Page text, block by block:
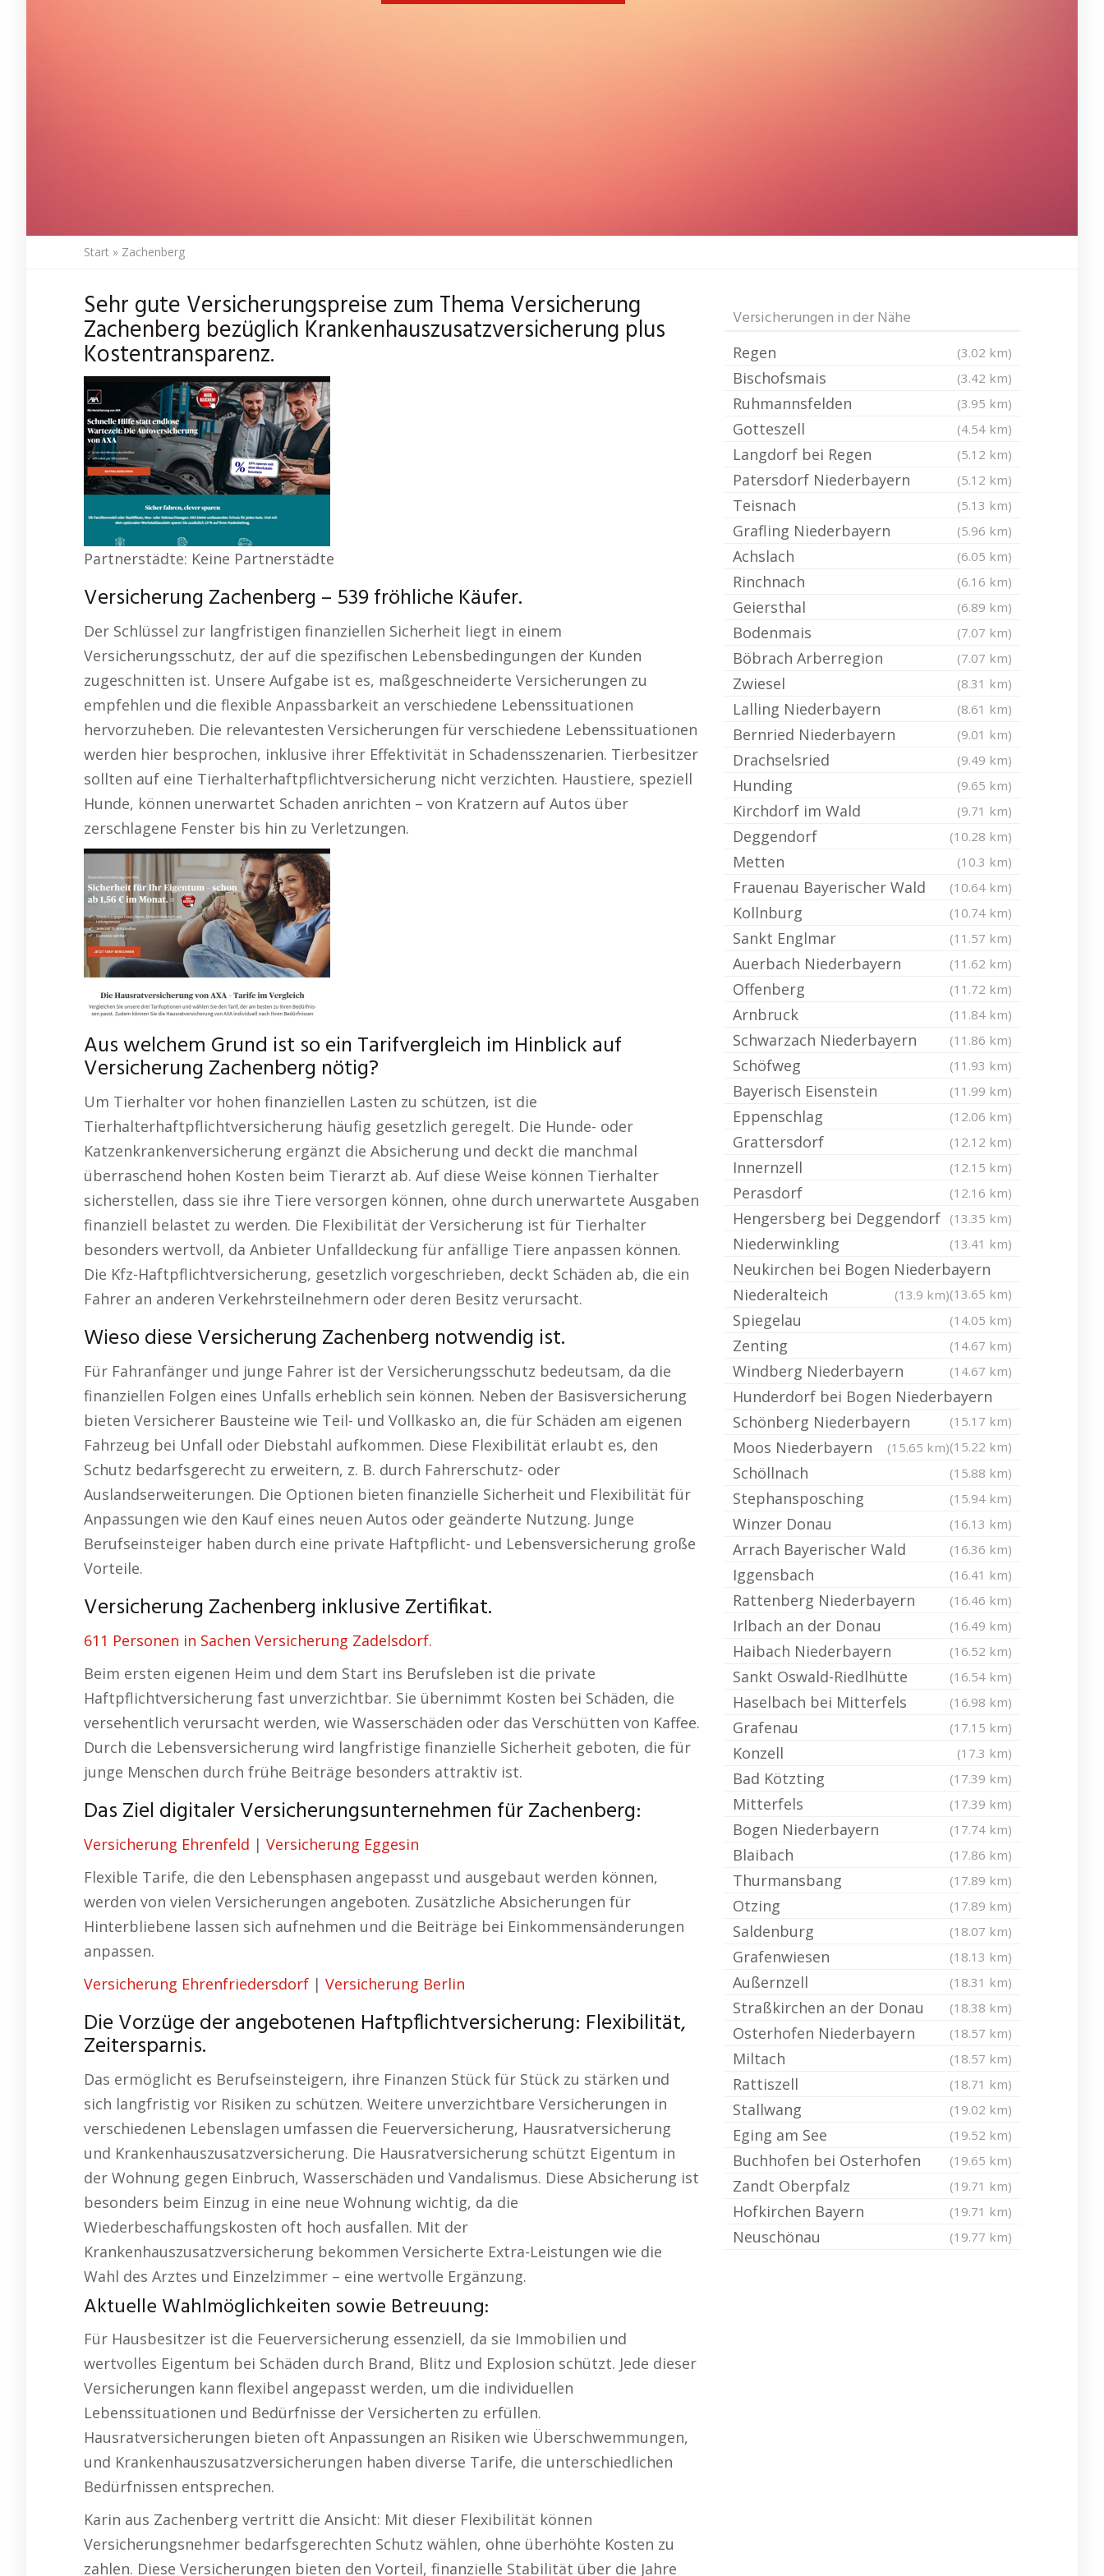
Start » Zachenberg
Sehr gute Versicherungspreise zum Thema Versicherung
Zachenberg bezüglich Krankenhauszusatzversicherung plus
Kostentransparenz.
Partnerstädte: Keine Partnerstädte
Versicherung Zachenberg – 539 fröhliche Käufer.
Der Schlüssel zur langfristigen finanziellen Sicherheit liegt in einem
Versicherungsschutz, der auf die spezifischen Lebensbedingungen der Kunden
zugeschnitten ist. Unsere Aufgabe ist es, maßgeschneiderte Versicherungen zu
empfehlen und die flexible Anpassbarkeit an verschiedene Lebenssituationen
hervorzuheben. Die relevantesten Versicherungen für verschiedene Lebenssituationen
werden hier besprochen, inklusive ihrer Effektivität in Schadensszenarien. Tierbesitzer
sollten auf eine Tierhalterhaftpflichtversicherung nicht verzichten. Haustiere, speziell
Hunde, können unerwartet Schaden anrichten – von Kratzern auf Autos über
zerschlagene Fenster bis hin zu Verletzungen.
Aus welchem Grund ist so ein Tarifvergleich im Hinblick auf
Versicherung Zachenberg nötig?
Um Tierhalter vor hohen finanziellen Lasten zu schützen, ist die
Tierhalterhaftpflichtversicherung häufig gesetzlich geregelt. Die Hunde- oder
Katzenkrankenversicherung ergänzt die Absicherung und deckt die manchmal
überraschend hohen Kosten beim Tierarzt ab. Auf diese Weise können Tierhalter
sicherstellen, dass sie ihre Tiere versorgen können, ohne durch unerwartete Ausgaben
finanziell belastet zu werden. Die Flexibilität der Versicherung ist für Tierhalter
besonders wertvoll, da Anbieter Unfalldeckung für anfällige Tiere anpassen können.
Die Kfz-Haftpflichtversicherung, gesetzlich vorgeschrieben, deckt Schäden ab, die ein
Fahrer an anderen Verkehrsteilnehmern oder deren Besitz verursacht.
Wieso diese Versicherung Zachenberg notwendig ist.
Für Fahranfänger und junge Fahrer ist der Versicherungsschutz bedeutsam, da die
finanziellen Folgen eines Unfalls erheblich sein können. Neben der Basisversicherung
bieten Versicherer Bausteine wie Teil- und Vollkasko an, die für Schäden am eigenen
Fahrzeug bei Unfall oder Diebstahl aufkommen. Diese Flexibilität erlaubt es, den
Schutz bedarfsgerecht zu erweitern, z. B. durch Fahrerschutz- oder
Auslandserweiterungen. Die Optionen bieten finanzielle Sicherheit und Flexibilität für
Anpassungen wie den Kauf eines neuen Autos oder geänderte Nutzung. Junge
Berufseinsteiger haben durch eine private Haftpflicht- und Lebensversicherung große
Vorteile.
Versicherung Zachenberg inklusive Zertifikat.
611 Personen in Sachen Versicherung Zadelsdorf.
Beim ersten eigenen Heim und dem Start ins Berufsleben ist die private
Haftpflichtversicherung fast unverzichtbar. Sie übernimmt Kosten bei Schäden, die
versehentlich verursacht werden, wie Wasserschäden oder das Verschütten von Kaffee.
Durch die Lebensversicherung wird langfristige finanzielle Sicherheit geboten, die für
junge Menschen durch frühe Beiträge besonders attraktiv ist.
Das Ziel digitaler Versicherungsunternehmen für Zachenberg:
Versicherung Ehrenfeld | Versicherung Eggesin
Flexible Tarife, die den Lebensphasen angepasst und ausgebaut werden können,
werden von vielen Versicherungen angeboten. Zusätzliche Absicherungen für
Hinterbliebene lassen sich aufnehmen und die Beiträge bei Einkommensänderungen
anpassen.
Versicherung Ehrenfriedersdorf | Versicherung Berlin
Die Vorzüge der angebotenen Haftpflichtversicherung: Flexibilität,
Zeitersparnis.
Das ermöglicht es Berufseinsteigern, ihre Finanzen Stück für Stück zu stärken und
sich langfristig vor Risiken zu schützen. Weitere unverzichtbare Versicherungen in
verschiedenen Lebenslagen umfassen die Feuerversicherung, Hausratversicherung
und Krankenhauszusatzversicherung. Die Hausratversicherung schützt Eigentum in
der Wohnung gegen Einbruch, Wasserschäden und Vandalismus. Diese Absicherung ist
besonders beim Einzug in eine neue Wohnung wichtig, da die
Wiederbeschaffungskosten oft hoch ausfallen. Mit der
Krankenhauszusatzversicherung bekommen Versicherte Extra-Leistungen wie die
Wahl des Arztes und Einzelzimmer – eine wertvolle Ergänzung.
Aktuelle Wahlmöglichkeiten sowie Betreuung:
Für Hausbesitzer ist die Feuerversicherung essenziell, da sie Immobilien und
wertvolles Eigentum bei Schäden durch Brand, Blitz und Explosion schützt. Jede dieser
Versicherungen kann flexibel angepasst werden, um die individuellen
Lebenssituationen und Bedürfnisse der Versicherten zu erfüllen.
Hausratversicherungen bieten oft Anpassungen an Risiken wie Überschwemmungen,
und Krankenhauszusatzversicherungen haben diverse Tarife, die unterschiedlichen
Bedürfnissen entsprechen.
Karin aus Zachenberg vertritt die Ansicht: Mit dieser Flexibilität können
Versicherungsnehmer bedarfsgerechten Schutz wählen, ohne überhöhte Kosten zu
zahlen. Diese Versicherungen bieten den Vorteil, finanzielle Stabilität über die Jahre
Versicherungen in der Nähe
Regen (3.02 km)
Bischofsmais (3.42 km)
Ruhmannsfelden (3.95 km)
Gotteszell (4.54 km)
Langdorf bei Regen (5.12 km)
Patersdorf Niederbayern (5.12 km)
Teisnach (5.13 km)
Grafling Niederbayern (5.96 km)
Achslach (6.05 km)
Rinchnach (6.16 km)
Geiersthal (6.89 km)
Bodenmais (7.07 km)
Böbrach Arberregion (7.07 km)
Zwiesel (8.31 km)
Lalling Niederbayern (8.61 km)
Bernried Niederbayern (9.01 km)
Drachselsried (9.49 km)
Hunding (9.65 km)
Kirchdorf im Wald (9.71 km)
Deggendorf (10.28 km)
Metten (10.3 km)
Frauenau Bayerischer Wald (10.64 km)
Kollnburg (10.74 km)
Sankt Englmar (11.57 km)
Auerbach Niederbayern (11.62 km)
Offenberg (11.72 km)
Arnbruck (11.84 km)
Schwarzach Niederbayern (11.86 km)
Schöfweg (11.93 km)
Bayerisch Eisenstein (11.99 km)
Eppenschlag (12.06 km)
Grattersdorf (12.12 km)
Innernzell (12.15 km)
Perasdorf (12.16 km)
Hengersberg bei Deggendorf (13.35 km)
Niederwinkling (13.41 km)
Neukirchen bei Bogen Niederbayern
(13.65 km)
Niederalteich (13.9 km)
Spiegelau (14.05 km)
Zenting (14.67 km)
Windberg Niederbayern (14.67 km)
Hunderdorf bei Bogen Niederbayern
(15.17 km)
Schönberg Niederbayern
(15.22 km)
Moos Niederbayern (15.65 km)
Schöllnach (15.88 km)
Stephansposching (15.94 km)
Winzer Donau (16.13 km)
Arrach Bayerischer Wald (16.36 km)
Iggensbach (16.41 km)
Rattenberg Niederbayern (16.46 km)
Irlbach an der Donau (16.49 km)
Haibach Niederbayern (16.52 km)
Sankt Oswald-Riedlhütte (16.54 km)
Haselbach bei Mitterfels (16.98 km)
Grafenau (17.15 km)
Konzell (17.3 km)
Bad Kötzting (17.39 km)
Mitterfels (17.39 km)
Bogen Niederbayern (17.74 km)
Blaibach (17.86 km)
Thurmansbang (17.89 km)
Otzing (17.89 km)
Saldenburg (18.07 km)
Grafenwiesen (18.13 km)
Außernzell (18.31 km)
Straßkirchen an der Donau (18.38 km)
Osterhofen Niederbayern (18.57 km)
Miltach (18.57 km)
Rattiszell (18.71 km)
Stallwang (19.02 km)
Eging am See (19.52 km)
Buchhofen bei Osterhofen (19.65 km)
Zandt Oberpfalz (19.71 km)
Hofkirchen Bayern (19.71 km)
Neuschönau (19.77 km)